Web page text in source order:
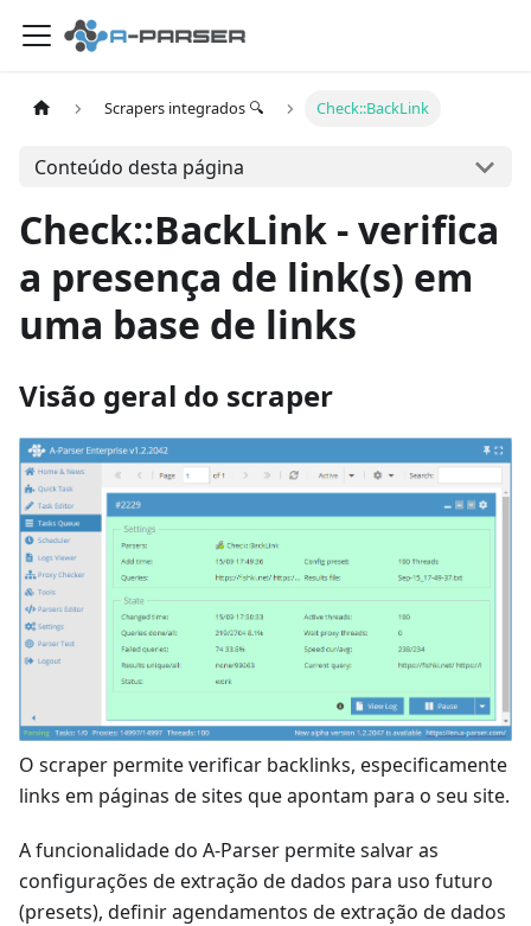
Scrapers integrados 🔍 Check::BackLink
Conteúdo desta página
Check::BackLink - verifica
a presença de link(s) em
uma base de links
Visão geral do scraper
O scraper permite verificar backlinks, especificamente
links em páginas de sites que apontam para o seu site.
A funcionalidade do A-Parser permite salvar as
configurações de extração de dados para uso futuro
(presets), definir agendamentos de extração de dados